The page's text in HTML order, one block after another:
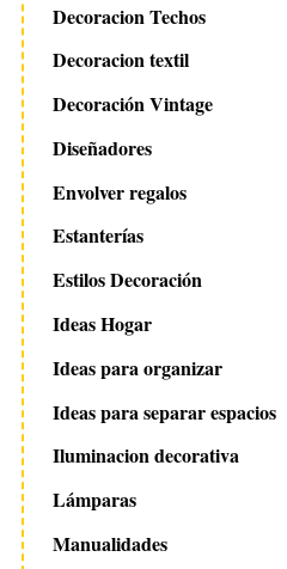
Decoracion Techos
Decoracion textil
Decoración Vintage
Diseñadores
Envolver regalos
Estanterías
Estilos Decoración
Ideas Hogar
Ideas para organizar
Ideas para separar espacios
Iluminacion decorativa
Lámparas
Manualidades